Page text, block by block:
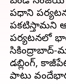
ప్రధాని
పర్యటనలో
సికింద్రాబాద్‌-
డబ్లింగ్‌,
పాటు